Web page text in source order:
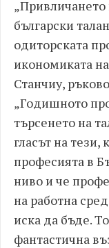
български
одиторската
икономиката
Станчиу,
„Годишното
търсенето на
гласът на тези,
професията в
ниво и че
на работна
иска да бъде.
фантастична